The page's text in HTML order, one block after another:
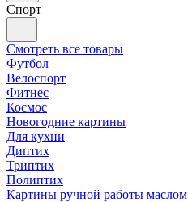
Спорт
Смотреть все товары
Футбол
Велоспорт
Фитнес
Космос
Новогодние картины
Для кухни
Диптих
Триптих
Полиптих
Картины ручной работы маслом